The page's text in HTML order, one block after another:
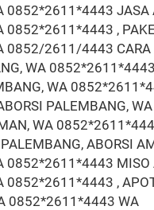
0852*2611*4443 JASA
0852*2611*4443 ,
0852/2611/4443 CARA
WA
WA
PALEMBANG,
WA
ABORSI
0852*2611*4443 MISO
0852*2611*4443 ,
0852*2611*4443 WA